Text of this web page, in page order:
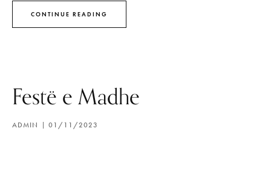
CONTINUE READING
Festë e Madhe
ADMIN 01/11/2023